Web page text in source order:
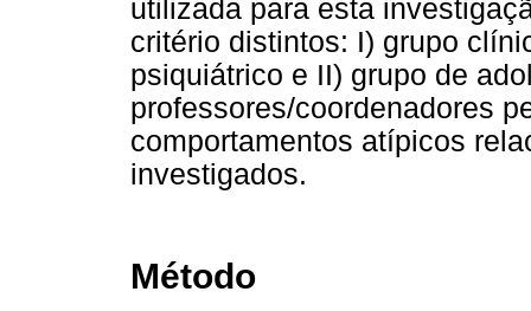
utilizada para esta
critério distintos: I) grupo
psiquiátrico e II) grupo de
professores/coordenadores
comportamentos atípicos
investigados.
Método